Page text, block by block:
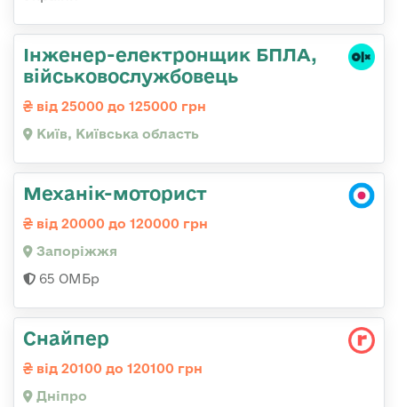
Інженер-електронщик БПЛА,
військовослужбовець
від 25000 до 125000 грн
Київ, Київська область
Механік-моторист
від 20000 до 120000 грн
Запоріжжя
65 ОМБр
Снайпер
від 20100 до 120100 грн
Дніпро